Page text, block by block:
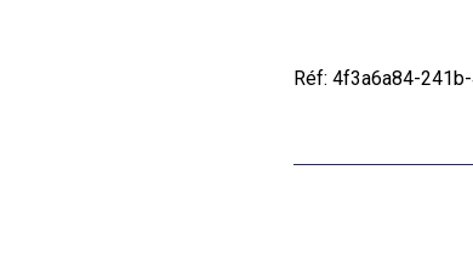
Réf: 4f3a6a84-